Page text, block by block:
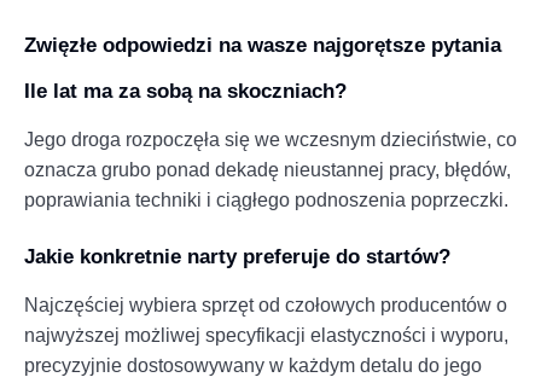
Zwięzłe odpowiedzi na wasze najgorętsze pytania
Ile lat ma za sobą na skoczniach?
Jego droga rozpoczęła się we wczesnym dzieciństwie, co
oznacza grubo ponad dekadę nieustannej pracy, błędów,
poprawiania techniki i ciągłego podnoszenia poprzeczki.
Jakie konkretnie narty preferuje do startów?
Najczęściej wybiera sprzęt od czołowych producentów o
najwyższej możliwej specyfikacji elastyczności i wyporu,
precyzyjnie dostosowywany w każdym detalu do jego